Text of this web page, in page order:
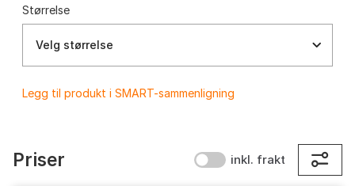
Størrelse
Velg størrelse
Legg til produkt i SMART-sammenligning
Priser inkl. frakt